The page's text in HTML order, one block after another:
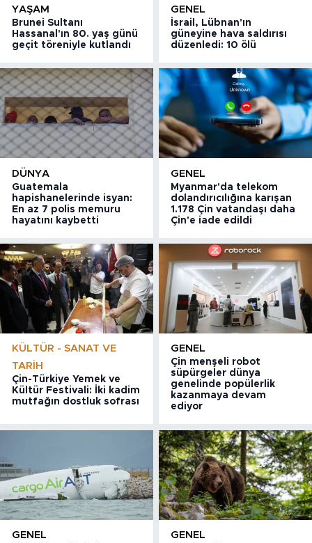
YAŞAM
Brunei Sultanı
Hassanal'ın 80. yaş günü
geçit töreniyle kutlandı
GENEL
İsrail, Lübnan'ın
güneyine hava saldırısı
düzenledi: 10 ölü
DÜNYA
Guatemala
hapishanelerinde isyan:
En az 7 polis memuru
hayatını kaybetti
GENEL
Myanmar'da telekom
dolandırıcılığına karışan
1.178 Çin vatandaşı daha
Çin'e iade edildi
KÜLTÜR - SANAT VE
TARIH
Çin-Türkiye Yemek ve
Kültür Festivali: İki kadim
mutfağın dostluk sofrası
GENEL
Çin menşeli robot
süpürgeler dünya
genelinde popülerlik
kazanmaya devam
ediyor
GENEL GENEL